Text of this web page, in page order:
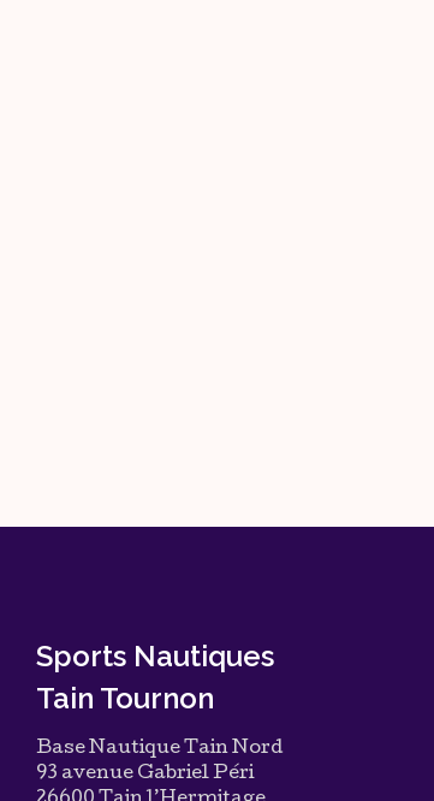
Sports Nautiques
Tain Tournon
Base Nautique Tain Nord
93 avenue Gabriel Péri